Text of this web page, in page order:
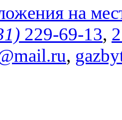
на
229-69-13,
,